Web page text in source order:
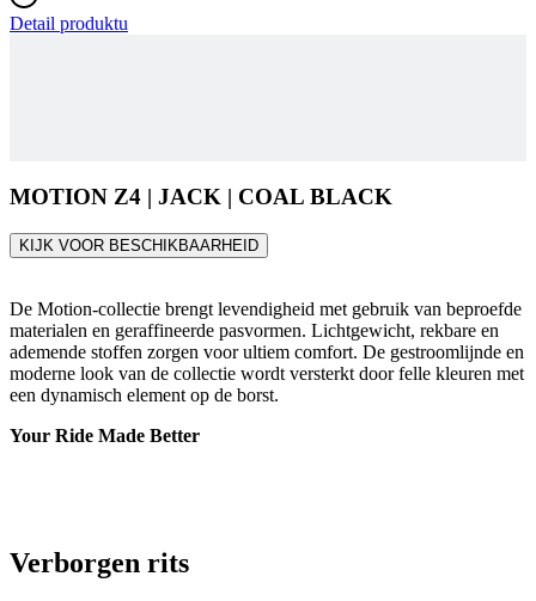
Detail produktu
MOTION Z4 | JACK | COAL BLACK
KIJK VOOR BESCHIKBAARHEID
De Motion-collectie brengt levendigheid met gebruik van beproefde
materialen en geraffineerde pasvormen. Lichtgewicht, rekbare en
ademende stoffen zorgen voor ultiem comfort. De gestroomlijnde en
moderne look van de collectie wordt versterkt door felle kleuren met
een dynamisch element op de borst.
Your Ride Made Better
Verborgen rits